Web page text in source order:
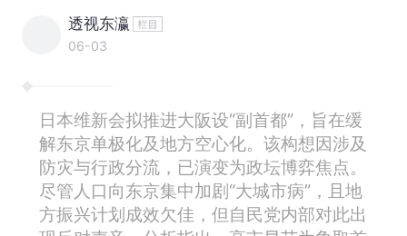
透视东瀛
06-03
日本维新会拟推进大阪设“副首都”，旨在缓
解东京单极化及地方空心化。该构想因涉及
防灾与行政分流，已演变为政坛博弈焦点。
尽管人口向东京集中加剧“大城市病”，且地
方振兴计划成效欠佳，但自民党内部对此出